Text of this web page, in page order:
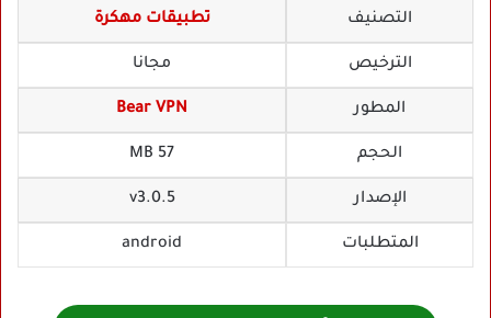
التصنيف تطبيقات مهكرة
الترخيص مجانا
المطور Bear VPN
الحجم 57 MB
الإصدار v3.0.5
المتطلبات android